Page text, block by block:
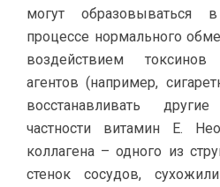
могут
процессе нормального
воздействием
агентов (например,
восстанавливать
частности витамин Е.
коллагена – одного из
стенок сосудов,